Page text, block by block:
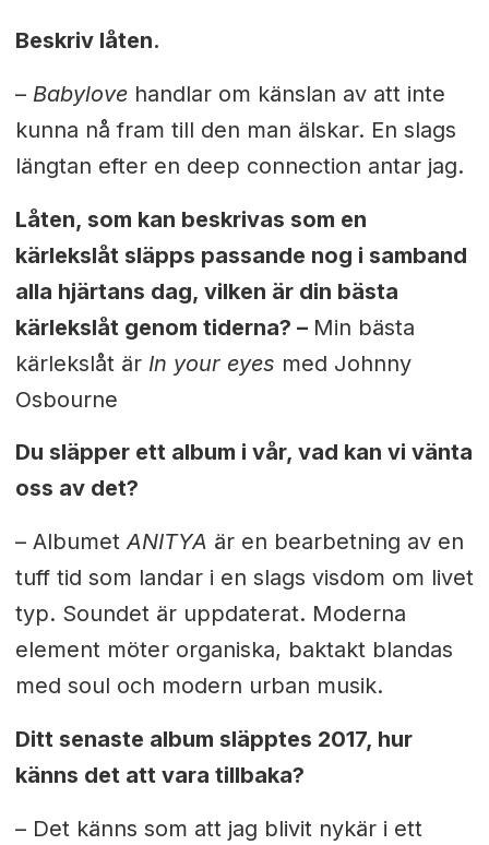
Beskriv låten.
– Babylovehandlar om känslan av att inte
kunna nå fram till den man älskar. En slags
längtan efter en deep connection antar jag.
Låten, som kan beskrivas som en
kärlekslåt släpps passande nog i samband
alla hjärtans dag, vilken är din bästa
kärlekslåt genom tiderna? – Min bästa
kärlekslåt är In your eyes med Johnny
Osbourne
Du släpper ett album i vår, vad kan vi vänta
oss av det?
– AlbumetANITYA är en bearbetning av en
tuff tid som landar i en slags visdom om livet
typ. Soundet är uppdaterat. Moderna
element möter organiska, baktakt blandas
med soul och modern urban musik.
Ditt senaste album släpptes 2017, hur
känns det att vara tillbaka?
– Det känns som att jag blivit nykär i ett